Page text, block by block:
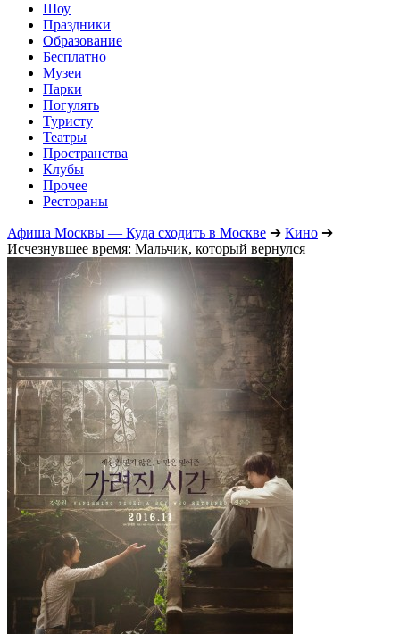
Шоу
Праздники
Образование
Бесплатно
Музеи
Парки
Погулять
Туристу
Театры
Пространства
Клубы
Прочее
Рестораны
Афиша Москвы — Куда сходить в Москве ➔ Кино ➔
Исчезнувшее время: Мальчик, который вернулся